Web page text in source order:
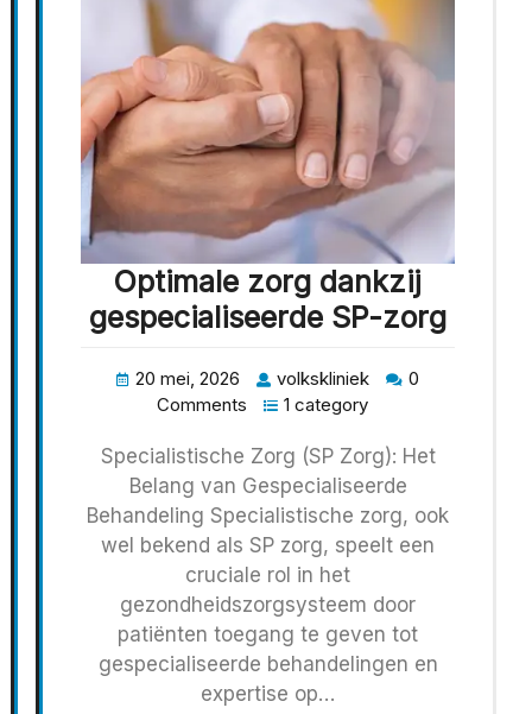
Optimale zorg dankzij
gespecialiseerde SP-zorg
20 mei, 2026 volkskliniek
0
Comments
1 category
Specialistische Zorg (SP Zorg): Het
Belang van Gespecialiseerde
Behandeling Specialistische zorg, ook
wel bekend als SP zorg, speelt een
cruciale rol in het
gezondheidszorgsysteem door
patiënten toegang te geven tot
gespecialiseerde behandelingen en
expertise op…